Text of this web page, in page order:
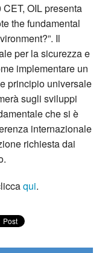
OIL presenta
the fundamental
Il
per la sicurezza e
implementare un
principio universale
sugli sviluppi
che si è
internazionale
richiesta dai
qui.